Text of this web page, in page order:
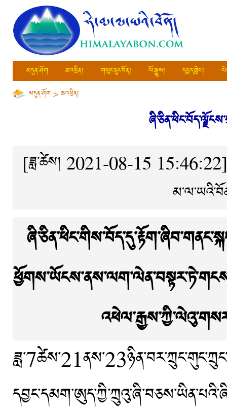
མདུན་ཤོག ཆ་འཕྲིན། གཡུང་དྲུང་བོན། ལོ་རྒྱུས། དཔྱད་གླེང་།
མདུན་ཤོག>ཆ་འཕྲིན།
[ཟླ་ཚེས། 2021-08-15 15:46:22]